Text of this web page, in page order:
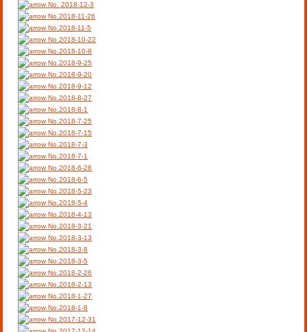
No. 2018-12-3
No.2018-11-26
No.2018-11-5
No.2018-10-22
No.2018-10-8
No.2018-9-25
No.2018-9-20
No.2018-9-12
No.2018-8-27
No.2018-8-1
No.2018-7-25
No.2018-7-15
No.2018-7-3
No.2018-7-1
No.2018-6-28
No.2018-6-5
No.2018-5-23
No.2018-5-4
No.2018-4-13
No.2018-3-21
No.2018-3-13
No.2018-3-8
No.2018-3-5
No.2018-2-26
No.2018-2-13
No.2018-1-27
No.2018-1-8
No.2017-12-31